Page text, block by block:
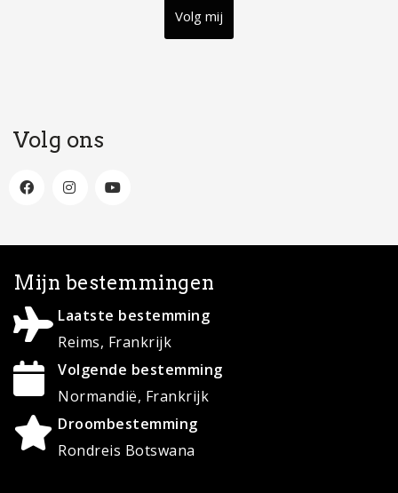
Volg mij
Volg ons
Mijn bestemmingen
Laatste bestemming
Reims, Frankrijk
Volgende bestemming
Normandië, Frankrijk
Droombestemming
Rondreis Botswana